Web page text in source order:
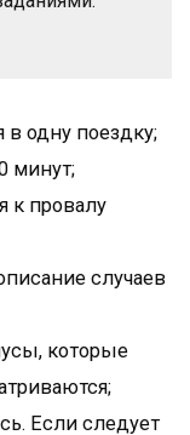
одну поездку;
минут;
к провалу
случаев
которые
Если следует